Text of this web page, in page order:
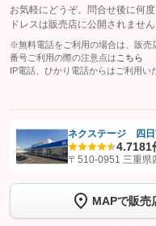
お気軽にどうぞ。問合せ後に何
ドレスは販売店に公開されません
※無料電話をご利用の場合は、販売
番号ご利用の際の注意点は こちら
IP電話、ひかり電話からはご利用い
【STEP1】認証画面でグーネッ
トーク画面で
ボタ
完了してください。
ネクステージ 四日
4.7181
〒510-0951 三重県
MAPで販売